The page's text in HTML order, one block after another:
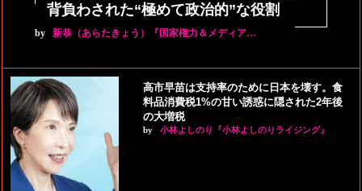
背負わされた“極めて政治的”な役割
by 新恭（あらたきょう）『国家権力＆メディア…
高市早苗は支持率のために日本を壊す。食
料品消費税1%の甘い誘惑に隠された2年後
の大増税
by 小林よしのり『小林よしのりライジング』